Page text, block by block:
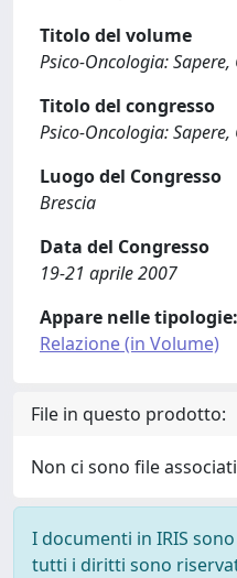
Titolo del volume
Psico-Oncologia:
Titolo del congresso
Psico-Oncologia:
Luogo del Congresso
Brescia
Data del Congresso
19-21 aprile 2007
Appare nelle tipologie:
Relazione (in Volume)
File in questo prodotto:
Non ci sono file
I documenti in IRIS
tutti i diritti sono